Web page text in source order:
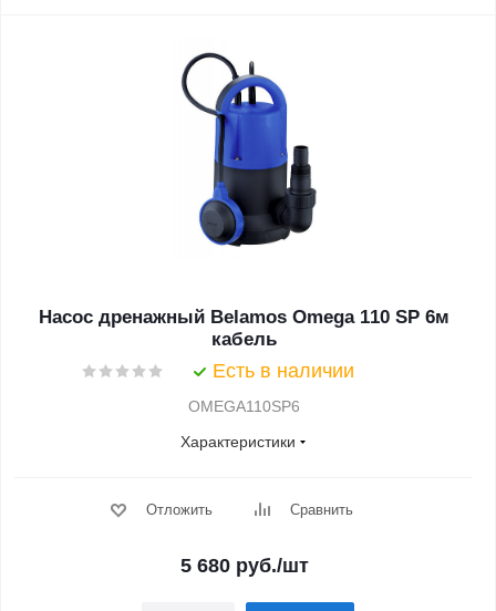
Насос дренажный Belamos Omega 110 SP 6м
кабель
Есть в наличии
OMEGA110SP6
Характеристики
Отложить Сравнить
5 680руб./шт